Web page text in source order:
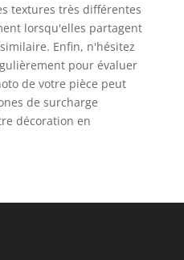
textures très différentes
lorsqu'elles partagent
Enfin, n'hésitez
pour évaluer
de votre pièce peut
de surcharge
décoration en